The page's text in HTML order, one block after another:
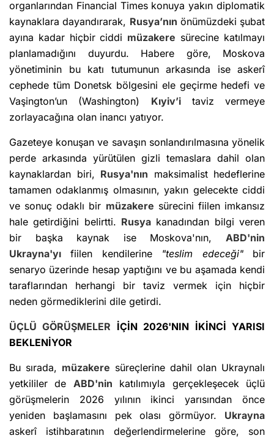
organlarından Financial Times konuya yakın diplomatik
kaynaklara dayandırarak, Rusya’nın önümüzdeki şubat
ayına kadar hiçbir ciddi müzakere sürecine katılmayı
planlamadığını duyurdu. Habere göre, Moskova
yönetiminin bu katı tutumunun arkasında ise askerî
cephede tüm Donetsk bölgesini ele geçirme hedefi ve
Vaşington’un (Washington) Kıyiv’itaviz vermeye
zorlayacağına olan inancı yatıyor.
Gazeteye konuşan ve savaşın sonlandırılmasına yönelik
perde arkasında yürütülen gizli temaslara dahil olan
kaynaklardan biri, Rusya'nın maksimalist hedeflerine
tamamen odaklanmış olmasının, yakın gelecekte ciddi
ve sonuç odaklı bir müzakere sürecini fiilen imkansız
hale getirdiğini belirtti. Rusya kanadından bilgi veren
bir başka kaynak ise Moskova'nın, ABD'nin
Ukrayna'yı fiilen kendilerine"teslim edeceği"bir
senaryo üzerinde hesap yaptığını ve bu aşamada kendi
taraflarından herhangi bir taviz vermek için hiçbir
neden görmediklerini dile getirdi.
ÜÇLÜ GÖRÜŞMELER İÇİN 2026'NIN İKİNCİ YARISI
BEKLENİYOR
Bu sırada, müzakere süreçlerine dahil olan Ukraynalı
yetkililer de ABD'nin katılımıyla gerçekleşecek üçlü
görüşmelerin 2026 yılının ikinci yarısından önce
yeniden başlamasını pek olası görmüyor. Ukrayna
askerî istihbaratının değerlendirmelerine göre, son